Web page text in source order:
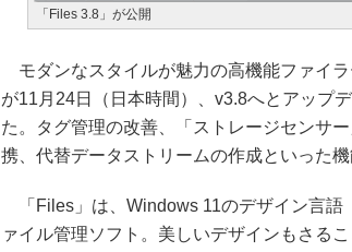
「Files 3.8」が公開
モダンなスタイルが魅力の高機能ファイラ
が11月24日（日本時間）、v3.8へとアップ
た。タグ管理の改善、「ストレージセンサ
携、代替データストリームの作成といった
「Files」は、Windows 11のデザイン言語
ァイル管理ソフト。美しいデザインもさるこ